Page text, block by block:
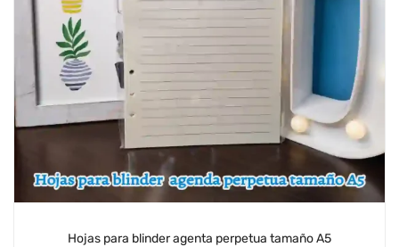
Hojas para blinder agenta perpetua tamaño A5